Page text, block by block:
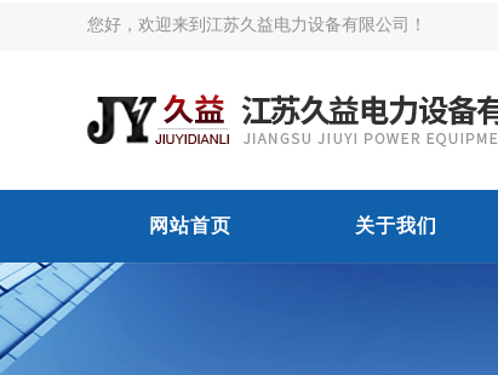
您好，欢迎来到江苏久益电力设备有限公司！
网站首页 关于我们